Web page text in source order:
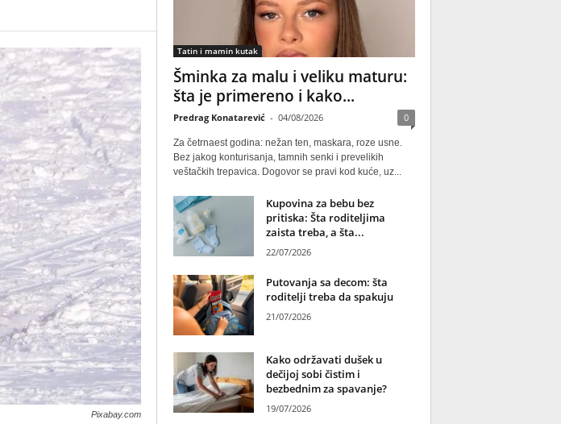
Pixabay.com
Tatin i mamin kutak
Šminka za malu i veliku maturu:
šta je primereno i kako...
Predrag Konatarević - 04/08/2026 0
Za četrnaest godina: nežan ten, maskara, roze usne.
Bez jakog konturisanja, tamnih senki i prevelikih
veštačkih trepavica. Dogovor se pravi kod kuće, uz...
Kupovina za bebu bez
pritiska: Šta roditeljima
zaista treba, a šta...
22/07/2026
Putovanja sa decom: šta
roditelji treba da spakuju
21/07/2026
Kako održavati dušek u
dečijoj sobi čistim i
bezbednim za spavanje?
19/07/2026